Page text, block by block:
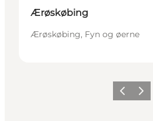
Ærøskøbing
Ærøskøbing, Fyn og øerne
ForrigeNæste